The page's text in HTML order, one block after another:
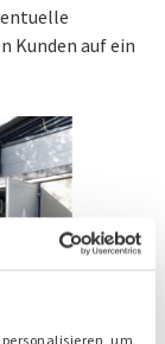
um
Kunden auf ein